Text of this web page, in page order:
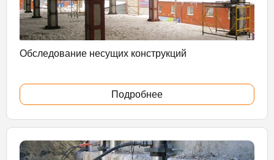
Обследование несущих конструкций
Подробнее